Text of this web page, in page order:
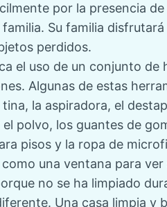
por la presencia de
Su familia
perdidos.
el uso de un conjunto
Algunas de estas
la aspiradora, el
polvo, los guantes de
pisos y la ropa de
una ventana para
no se ha limpiado
Una casa limpia y